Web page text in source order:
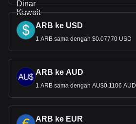
ARB ke USD
1 ARB sama dengan $0.07770 USD
ARB ke AUD
1 ARB sama dengan AU$0.1106 AUD
ARB ke EUR